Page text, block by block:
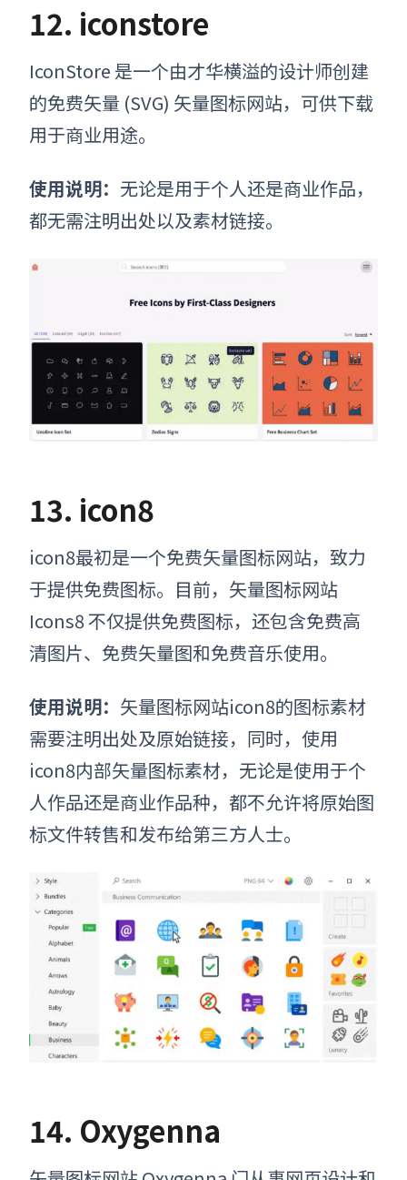
12. iconstore
IconStore 是一个由才华横溢的设计师创建
的免费矢量 (SVG) 矢量图标网站，可供下载
用于商业用途。
使用说明： 无论是用于个人还是商业作品，
都无需注明出处以及素材链接。
13. icon8
icon8最初是一个免费矢量图标网站，致力
于提供免费图标。目前， 矢量图标网站
Icons8 不仅提供免费图标，还包含免费高
清图片、免费矢量图和免费音乐使用。
使用说明： 矢量图标网站icon8的图标素材
需要注明出处及原始链接，同时，使用
icon8内部矢量图标素材，无论是使用于个
人作品还是商业作品种，都不允许将原始图
标文件转售和发布给第三方人士。
14. Oxygenna